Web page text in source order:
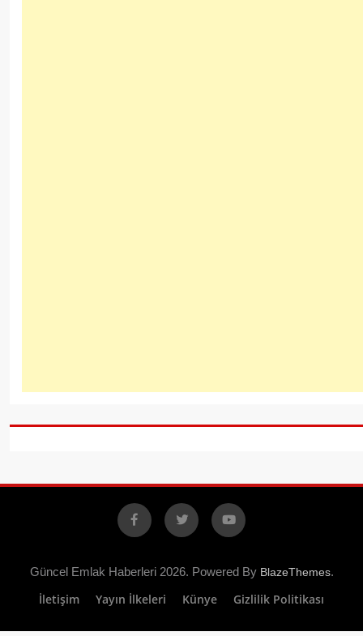
Facebook
X YouTube
Güncel Emlak Haberleri 2026. Powered By BlazeThemes.
İletişim Yayın İlkeleri Künye Gizlilik Politikası